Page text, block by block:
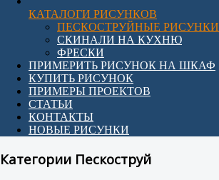
КАТАЛОГИ РИСУНКОВ
ПЕСКОСТРУЙНЫЕ РИСУНКИ
СКИНАЛИ НА КУХНЮ
ФРЕСКИ
ПРИМЕРИТЬ РИСУНОК НА ШКАФ
КУПИТЬ РИСУНОК
ПРИМЕРЫ ПРОЕКТОВ
СТАТЬИ
КОНТАКТЫ
НОВЫЕ РИСУНКИ
Категории Пескоструй